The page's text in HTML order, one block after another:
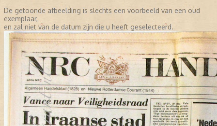
De getoonde afbeelding is slechts een voorbeeld van een oud
exemplaar,
en zal niet van de datum zijn die u heeft geselecteerd.